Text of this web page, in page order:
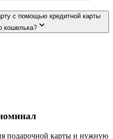
с помощью кредитной карты
кошелька?
подарочной карты и нужную